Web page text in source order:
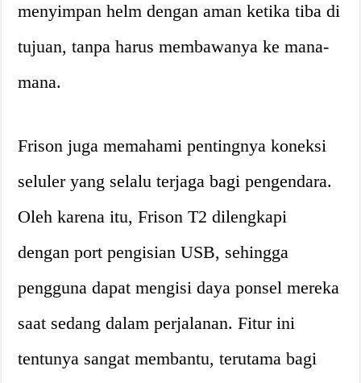
menyimpan helm dengan aman ketika tiba di
tujuan, tanpa harus membawanya ke mana-
mana.
Frison juga memahami pentingnya koneksi
seluler yang selalu terjaga bagi pengendara.
Oleh karena itu, Frison T2 dilengkapi
dengan port pengisian USB, sehingga
pengguna dapat mengisi daya ponsel mereka
saat sedang dalam perjalanan. Fitur ini
tentunya sangat membantu, terutama bagi